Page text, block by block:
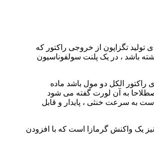
تولید تگزاپون از خروجی راکتور که
باشد ، در یک پلنت سولفوناسیون
راکتور الکل دو مول باشد ماده
به آن لورت گفته می شود
است به سرعت خنثی ، پایدار و قابل
یک واکنش گرمازا است که با افزودن